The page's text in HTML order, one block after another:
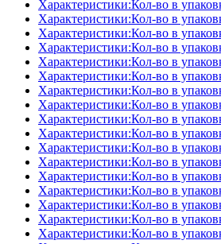
Характеристики:Кол-во в
Характеристики:Кол-во в
Характеристики:Кол-во в
Характеристики:Кол-во в
Характеристики:Кол-во в
Характеристики:Кол-во в
Характеристики:Кол-во в
Характеристики:Кол-во в
Характеристики:Кол-во в
Характеристики:Кол-во в
Характеристики:Кол-во в
Характеристики:Кол-во в
Характеристики:Кол-во в
Характеристики:Кол-во в
Характеристики:Кол-во в
Характеристики:Кол-во в
Характеристики:Кол-во в